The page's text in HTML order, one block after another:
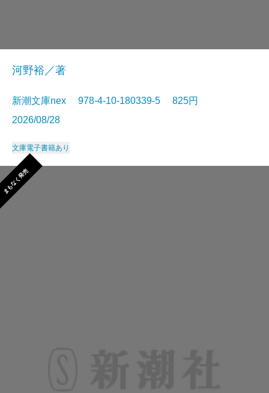
河野裕／著
新潮文庫nex 978-4-10-180339-5 825円
2026/08/28
文庫電子書籍あり
まもなく発売